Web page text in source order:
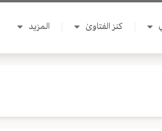
كنز الفتاوىٰ المزيد